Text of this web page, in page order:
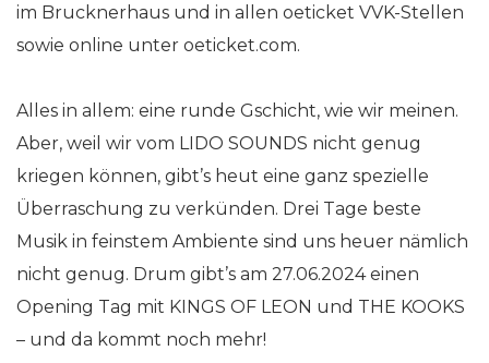
im Brucknerhaus und in allen oeticket VVK-Stellen
sowie online unter oeticket.com.
Alles in allem: eine runde Gschicht, wie wir meinen.
Aber, weil wir vom LIDO SOUNDS nicht genug
kriegen können, gibt’s heut eine ganz spezielle
Überraschung zu verkünden. Drei Tage beste
Musik in feinstem Ambiente sind uns heuer nämlich
nicht genug. Drum gibt’s am 27.06.2024 einen
Opening Tag mit KINGS OF LEON und THE KOOKS
– und da kommt noch mehr!